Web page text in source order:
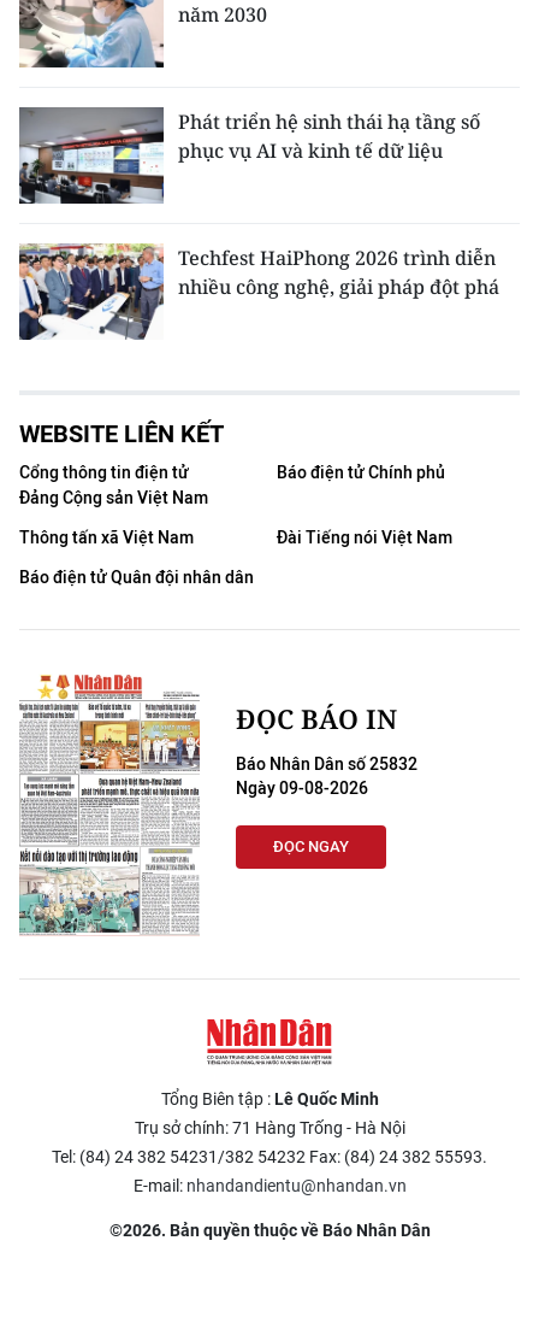
năm 2030
Phát triển hệ sinh thái hạ tầng số
phục vụ AI và kinh tế dữ liệu
Techfest HaiPhong 2026 trình diễn
nhiều công nghệ, giải pháp đột phá
WEBSITE LIÊN KẾT
Cổng thông tin điện tử
Đảng Cộng sản Việt Nam
Báo điện tử Chính phủ
Thông tấn xã Việt Nam
Đài Tiếng nói Việt Nam
Báo điện tử Quân đội nhân dân
ĐỌC BÁO IN
Báo Nhân Dân số 25832
Ngày 09-08-2026
ĐỌC NGAY
Tổng Biên tập :Lê Quốc Minh
Trụ sở chính: 71 Hàng Trống - Hà Nội
Tel: (84) 24 382 54231/382 54232 Fax: (84) 24 382 55593.
E-mail: nhandandientu@nhandan.vn
©2026. Bản quyền thuộc về Báo Nhân Dân